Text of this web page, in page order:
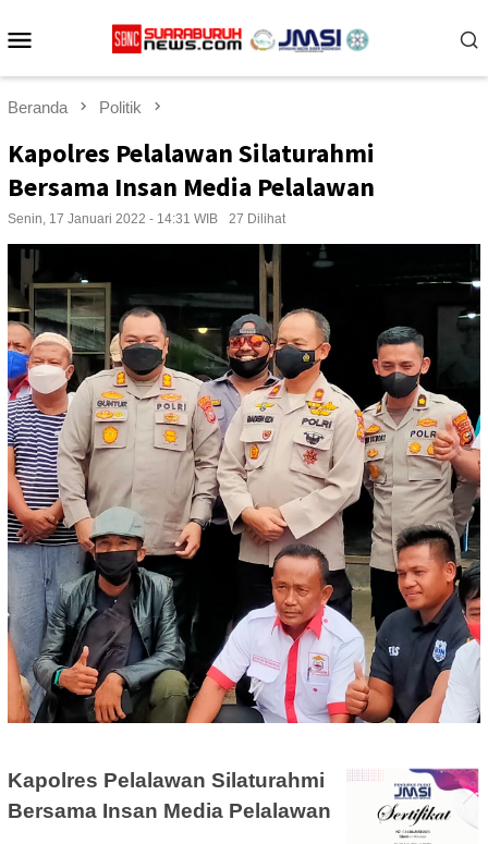
ke
Beranda Politik
Kapolres Pelalawan Silaturahmi
Bersama Insan Media Pelalawan
Senin, 17 Januari 2022 - 14:31 WIB 27 Dilihat
Kapolres Pelalawan Silaturahmi
Bersama Insan Media Pelalawan